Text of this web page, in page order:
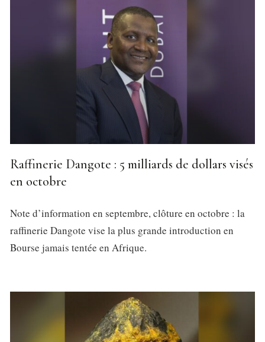
Raffinerie Dangote : 5 milliards de dollars visés
en octobre
Note d’information en septembre, clôture en octobre : la
raffinerie Dangote vise la plus grande introduction en
Bourse jamais tentée en Afrique.